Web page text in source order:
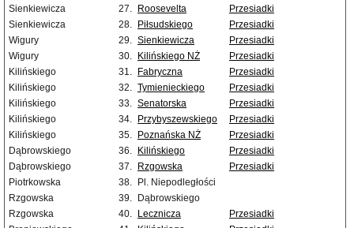
Sienkiewicza
27. Roosevelta
Przesiadki
Sienkiewicza
28. Piłsudskiego
Przesiadki
Wigury
29. Sienkiewicza
Przesiadki
Wigury
30. Kilińskiego NŻ
Przesiadki
Kilińskiego
31. Fabryczna
Przesiadki
Kilińskiego
32. Tymienieckiego
Przesiadki
Kilińskiego
33. Senatorska
Przesiadki
Kilińskiego
34. Przybyszewskiego
Przesiadki
Kilińskiego
35. Poznańska NŻ
Przesiadki
Dąbrowskiego
36. Kilińskiego
Przesiadki
Dąbrowskiego
37. Rzgowska
Przesiadki
Piotrkowska
38.
Pl. Niepodległości
Rzgowska
39.
Dąbrowskiego
Rzgowska
40. Lecznicza
Przesiadki